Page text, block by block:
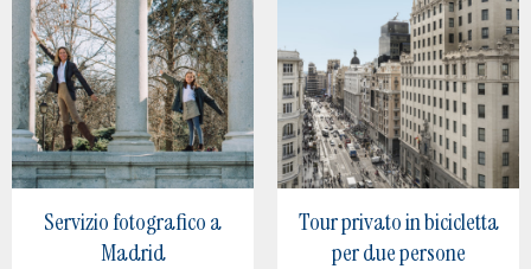
Servizio fotografico a
Madrid
Tour privato in bicicletta
per due persone